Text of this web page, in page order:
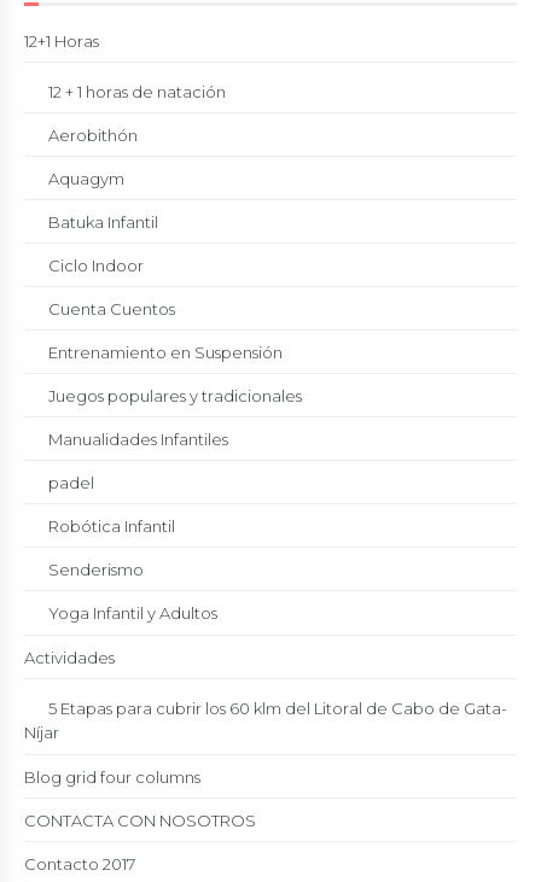
12+1 Horas
12 + 1 horas de natación
Aerobithón
Aquagym
Batuka Infantil
Ciclo Indoor
Cuenta Cuentos
Entrenamiento en Suspensión
Juegos populares y tradicionales
Manualidades Infantiles
padel
Robótica Infantil
Senderismo
Yoga Infantil y Adultos
Actividades
5 Etapas para cubrir los 60 klm del Litoral de Cabo de Gata-
Níjar
Blog grid four columns
CONTACTA CON NOSOTROS
Contacto 2017